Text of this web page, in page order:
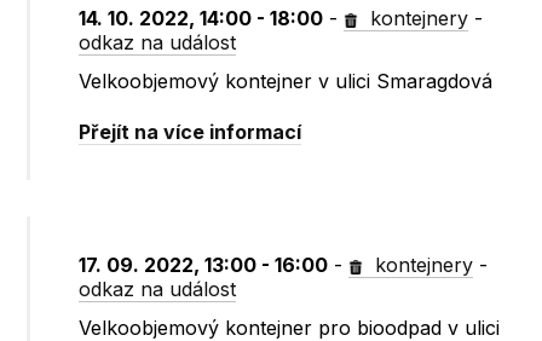
14. 10. 2022, 14:00 - 18:00 - kontejnery -
odkaz na událost
Velkoobjemový kontejner v ulici Smaragdová
Přejít na více informací
17. 09. 2022, 13:00 - 16:00 - kontejnery -
odkaz na událost
Velkoobjemový kontejner pro bioodpad v ulici